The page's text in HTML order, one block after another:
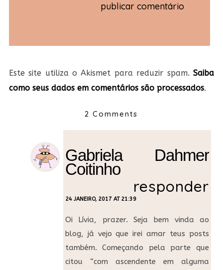
Este site utiliza o Akismet para reduzir spam.Saiba
como seus dados em comentários são processados.
2 Comments
Gabriela Dahmer
Coitinho
24 JANEIRO, 2017 AT 21:39
responder
Oi Lívia, prazer. Seja bem vinda ao
blog, já vejo que irei amar teus posts
também. Começando pela parte que
citou “com ascendente em alguma